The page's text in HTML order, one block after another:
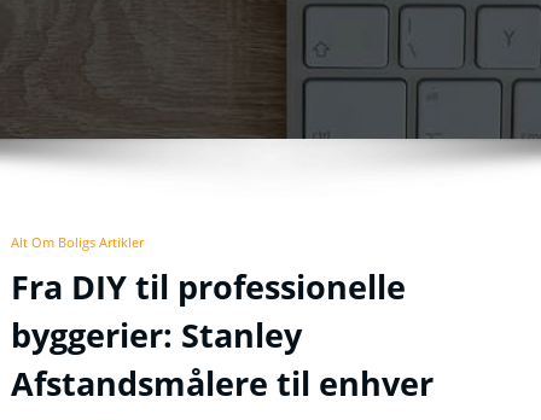
Alt Om Boligs Artikler
Fra DIY til professionelle
byggerier: Stanley
Afstandsmålere til enhver